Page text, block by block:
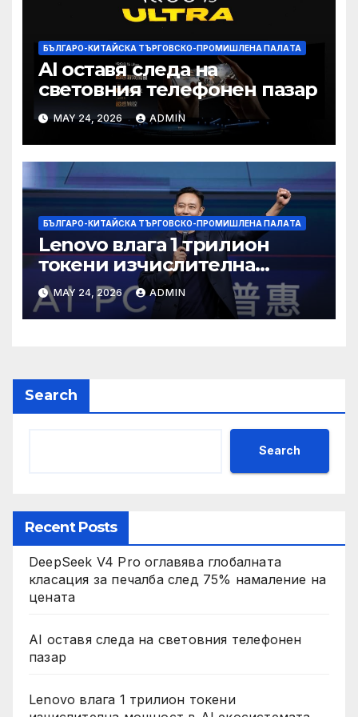
БЪЛГАРО-КИТАЙСКА ТЪРГОВСКО-ПРОМИШЛЕНА ПАЛAТА
AI оставя следа на
световния телефонен пазар
MAY 24, 2026 ADMIN
БЪЛГАРО-КИТАЙСКА ТЪРГОВСКО-ПРОМИШЛЕНА ПАЛAТА
Lenovo влага 1 трилион
токени изчислителна
мощност в AI екосистемата
MAY 24, 2026 ADMIN
Search
Search
Recent Posts
DeepSeek V4 Pro оглавява глобалната
класация за печалба след 75% намаление на
цената
AI оставя следа на световния телефонен
пазар
Lenovo влага 1 трилион токени